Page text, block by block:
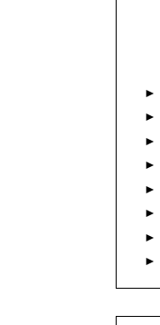
►
►
►
►
►
►
►
►